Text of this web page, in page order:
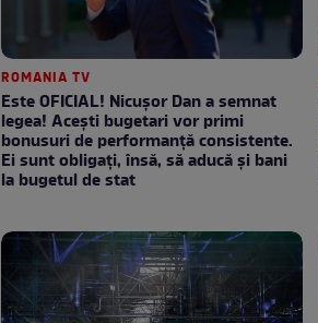
ROMANIA TV
Este OFICIAL! Nicușor Dan a semnat
legea! Acești bugetari vor primi
bonusuri de performanță consistente.
Ei sunt obligați, însă, să aducă și bani
la bugetul de stat